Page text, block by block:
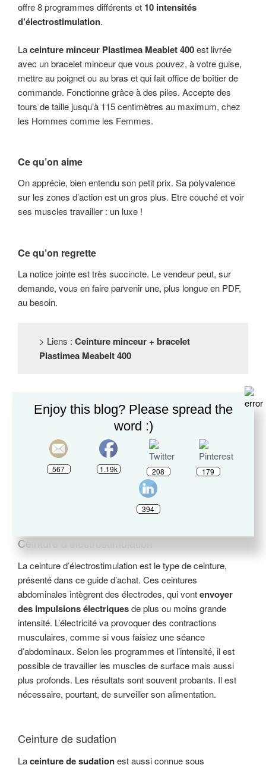
offre 8 programmes différents et 10 intensités
d’électrostimulation.
Laceinture minceur Plastimea Meablet 400est livrée
avec un bracelet minceur que vous pouvez, à votre guise,
mettre au poignet ou au bras et qui fait office de boîtier de
commande. Fonctionne grâce à des piles. Accepte des
tours de taille jusqu’à 115 centimètres au maximum, chez
les Hommes comme les Femmes.
Ce qu’on aime
On apprécie, bien entendu son petit prix. Sa polyvalence
sur les zones d’action est un gros plus. Etre couché et voir
ses muscles travailler : un luxe !
Ce qu’on regrette
La notice jointe est très succincte. Le vendeur peut, sur
demande, vous en faire parvenir une, plus longue en PDF,
au besoin.
> Liens : Ceinture minceur + bracelet
Plastimea Meabelt 400
Les types de ceinture amincissantes
Ceinture d’électrostimulation
La ceinture d’électrostimulation est le type de ceinture,
présenté dans ce guide d’achat. Ces ceintures
abdominales intègrent des électrodes, qui vontenvoyer
des impulsions électriquesde plus ou moins grande
intensité. L’électricité va provoquer des contractions
musculaires, comme si vous faisiez une séance
d’abdominaux. Selon les programmes et l’intensité, il est
possible de travailler les muscles de surface mais aussi
plus profonds. Les résultats sont souvent probants. Il est
nécessaire, pourtant, de surveiller son alimentation.
Ceinture de sudation
Laceinture de sudationest aussi connue sous
Enjoy this blog? Please spread the
word :)
567 1.19k 208 179
394